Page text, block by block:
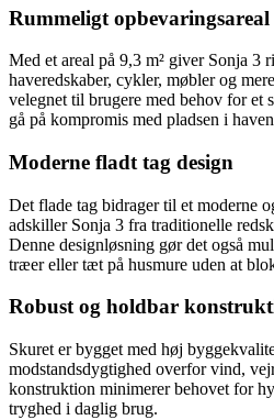
Rummeligt opbevaringsareal
Med et areal på 9,3 m² giver Sonja 3
haveredskaber, cykler, møbler og
velegnet til brugere med behov for et
gå på kompromis med pladsen i
Moderne fladt tag design
Det flade tag bidrager til et moderne
adskiller Sonja 3 fra traditionelle
Denne designløsning gør det også
træer eller tæt på husmure uden at
Robust og holdbar
Skuret er bygget med høj
modstandsdygtighed overfor vind,
konstruktion minimerer behovet for
tryghed i daglig brug.